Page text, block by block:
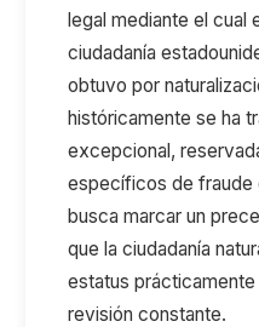
legal mediante el cual
ciudadanía
obtuvo por
históricamente se ha
excepcional,
específicos de fraude
busca marcar un
que la ciudadanía
estatus
revisión constante.